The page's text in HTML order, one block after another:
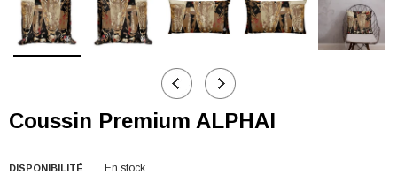
Coussin Premium ALPHAI
DISPONIBILITÉ En stock